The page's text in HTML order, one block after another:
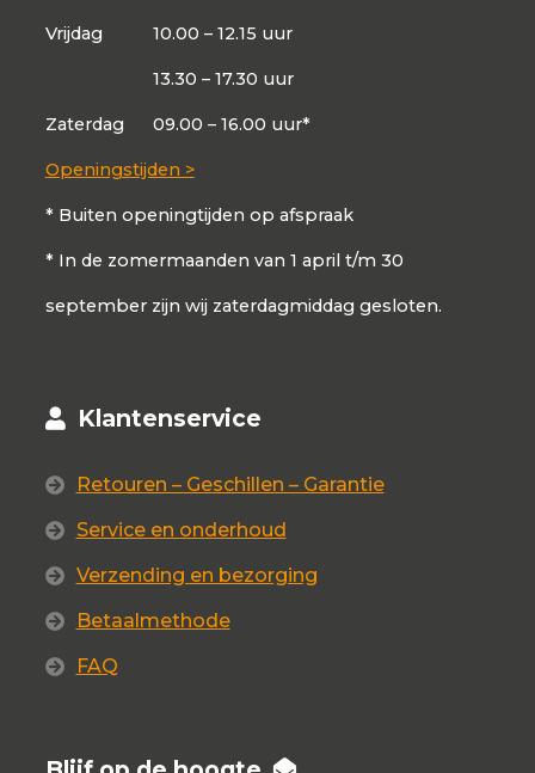
Vrijdag 10.00 – 12.15 uur
13.30 – 17.30 uur
Zaterdag 09.00 – 16.00 uur*
Openingstijden >
* Buiten openingtijden op afspraak
* In de zomermaanden van 1 april t/m 30
september zijn wij zaterdagmiddag gesloten.
Klantenservice
Retouren – Geschillen – Garantie
Service en onderhoud
Verzending en bezorging
Betaalmethode
FAQ